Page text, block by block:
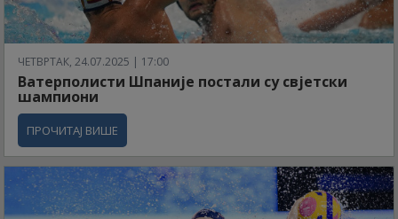
ЧЕТВРТАК, 24.07.2025 | 17:00
Ватерполисти Шпаније постали су свјетски
шампиони
ПРОЧИТАЈ ВИШЕ